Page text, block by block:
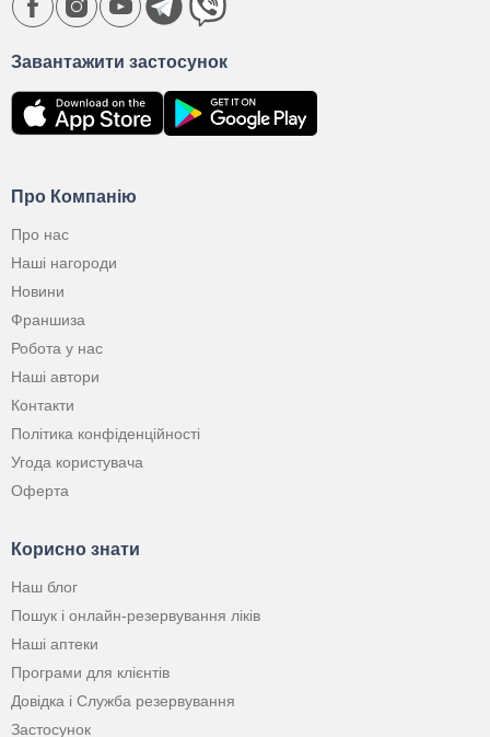
Про Компанію
Про нас
Наші нагороди
Новини
Франшиза
Робота у нас
Наші автори
Контакти
Політика конфіденційності
Угода користувача
Оферта
Корисно знати
Наш блог
Пошук і онлайн-резервування ліків
Наші аптеки
Програми для клієнтів
Довідка і Служба резервування
Застосунок
Завантажити застосунок